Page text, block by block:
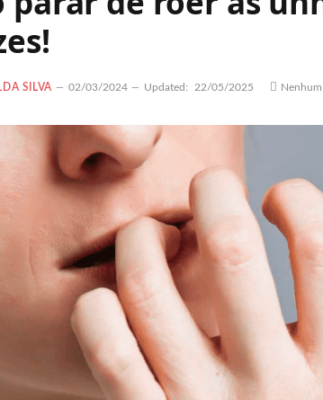
SILVA 02/03/2024 Updated: 22/05/2025